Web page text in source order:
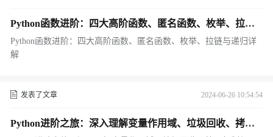
Python函数进阶：四大高阶函数、匿名函数、枚举、拉链
与递归详解
Python函数进阶：四大高阶函数、匿名函数、枚举、拉链与递归详
解
发表了文章 2024-06-26 10:54:54
Python进阶之旅：深入理解变量作用域、垃圾回收、拷贝